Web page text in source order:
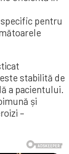
pentru
stabilită de
a pacientului.
și
–